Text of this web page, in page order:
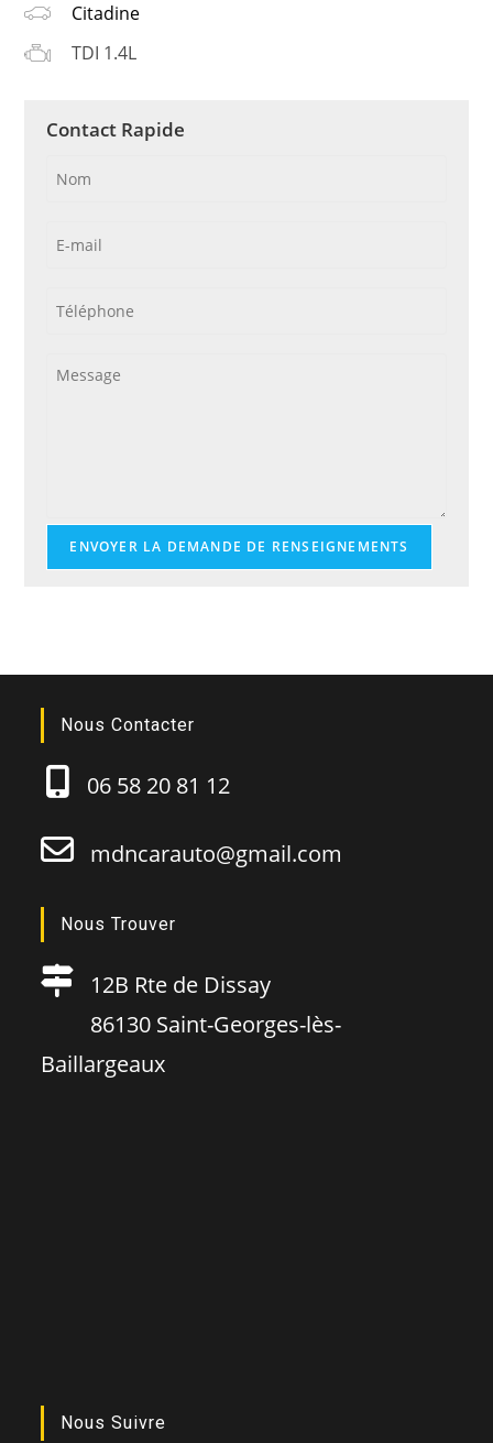
Citadine
TDI 1.4L
Contact Rapide
ENVOYER LA DEMANDE DE RENSEIGNEMENTS
Nous Contacter
06 58 20 81 12
mdncarauto@gmail.com
Nous Trouver
12B Rte de Dissay
86130 Saint-Georges-lès-
Baillargeaux
Nous Suivre